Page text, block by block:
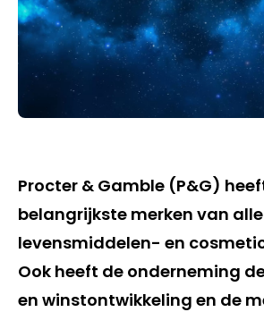
Procter & Gamble (P&G)
belangrijkste merken van alle
levensmiddelen- en
Ook heeft de onderneming
en winstontwikkeling en de